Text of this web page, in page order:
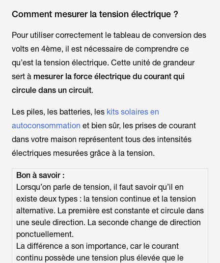
Comment mesurer la tension électrique ?
Pour utiliser correctement le tableau de conversion des
volts en 4ème, il est nécessaire de comprendre ce
qu’est la tension électrique. Cette unité de grandeur
sert à mesurer la force électrique du courant qui
circule dans un circuit.
Les piles, les batteries, les kits solaires en
autoconsommation et bien sûr, les prises de courant
dans votre maison représentent tous des intensités
électriques mesurées grâce à la tension.
Bon à savoir :
Lorsqu’on parle de tension, il faut savoir qu’il en
existe deux types : la tension continue et la tension
alternative. La première est constante et circule dans
une seule direction. La seconde change de direction
ponctuellement.
La différence a son importance, car le courant
continu possède une tension plus élevée que le